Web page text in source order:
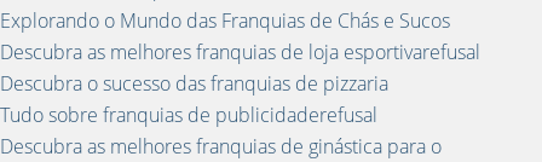
Explorando o Mundo das Franquias de Chás e Sucos
Descubra as melhores franquias de loja esportivarefusal
Descubra o sucesso das franquias de pizzaria
Tudo sobre franquias de publicidaderefusal
Descubra as melhores franquias de ginástica para o